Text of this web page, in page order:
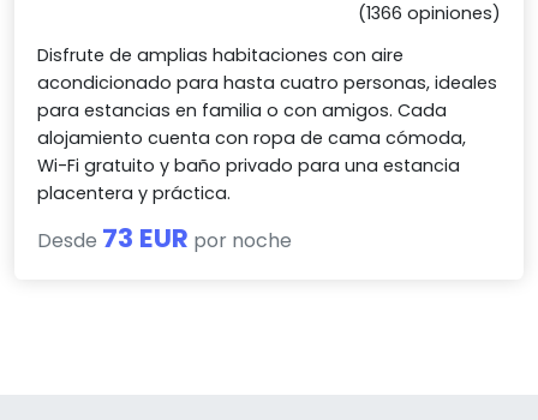
(1366 opiniones)
Disfrute de amplias habitaciones con aire
acondicionado para hasta cuatro personas, ideales
para estancias en familia o con amigos. Cada
alojamiento cuenta con ropa de cama cómoda,
Wi-Fi gratuito y baño privado para una estancia
placentera y práctica.
Desde 73 EUR por noche